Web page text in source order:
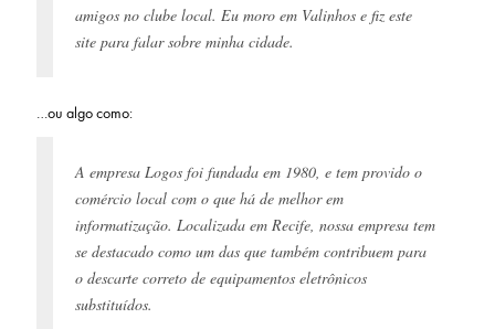
amigos no clube local. Eu moro em Valinhos e fiz este
site para falar sobre minha cidade.
…ou algo como:
A empresa Logos foi fundada em 1980, e tem provido o
comércio local com o que há de melhor em
informatização. Localizada em Recife, nossa empresa tem
se destacado como um das que também contribuem para
o descarte correto de equipamentos eletrônicos
substituídos.